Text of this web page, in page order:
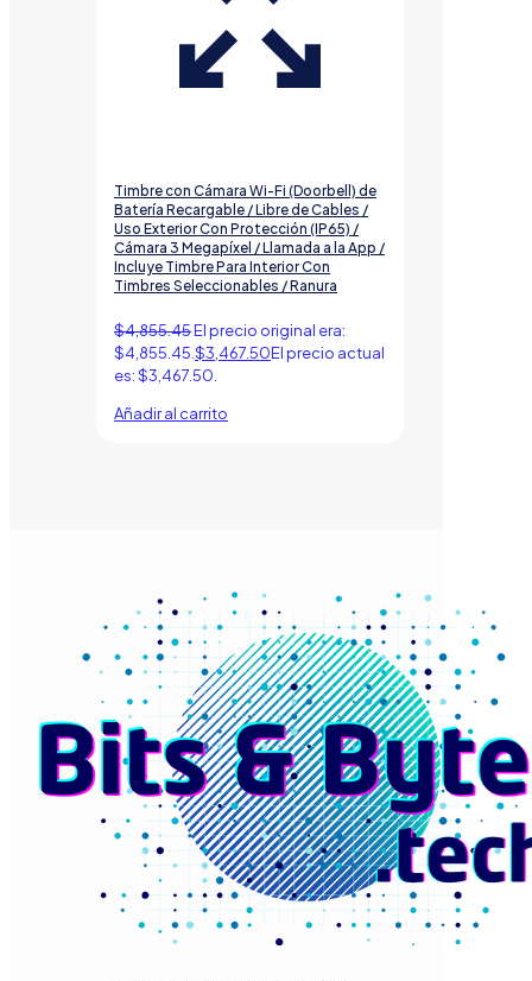
Timbre con Cámara Wi-Fi (Doorbell) de
Batería Recargable / Libre de Cables /
Uso Exterior Con Protección (IP65) /
Cámara 3 Megapíxel / Llamada a la App /
Incluye Timbre Para Interior Con
Timbres Seleccionables / Ranura
$4,855.45El precio original era:
$4,855.45. $3,467.50El precio actual
es: $3,467.50.
Añadir al carrito